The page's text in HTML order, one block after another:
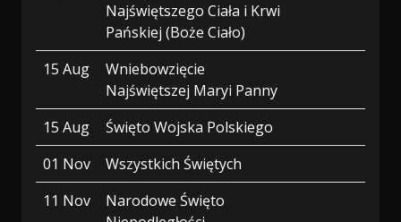
Najświętszego Ciała i Krwi
Pańskiej (Boże Ciało)
15 Aug
Wniebowzięcie
Najświętszej Maryi Panny
15 Aug
Święto Wojska Polskiego
01 Nov
Wszystkich Świętych
11 Nov
Narodowe Święto